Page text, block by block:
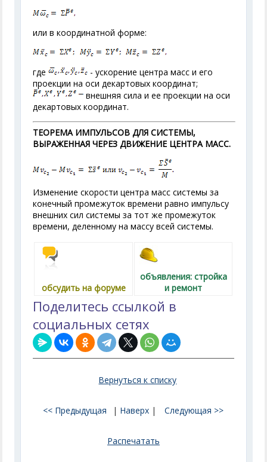
или в координатной форме:
где
- ускорение центра масс и его
проекции на оси декартовых координат;
внешняя сила и ее проекции на оси
декартовых координат.
ТЕОРЕМА ИМПУЛЬСОВ ДЛЯ СИСТЕМЫ,
ВЫРАЖЕННАЯ ЧЕРЕЗ ДВИЖЕНИЕ ЦЕНТРА МАСС.
Изменение скорости центра масс системы за
конечный промежуток времени равно импульсу
внешних сил системы за тот же промежуток
времени, деленному на массу всей системы.
обсудить на форуме
объявления: стройка
и ремонт
Поделитесь ссылкой в
социальных сетях
Вернуться к списку
<< Предыдущая | Наверх | Следующая >>
Распечатать